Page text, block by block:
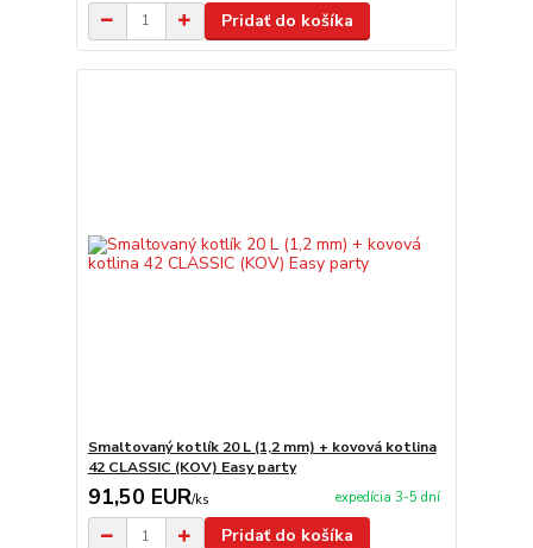
Pridať do košíka
Smaltovaný kotlík 20 L (1,2 mm) + kovová kotlina
42 CLASSIC (KOV) Easy party
91,50 EUR/ks expedícia 3-5 dní
Pridať do košíka